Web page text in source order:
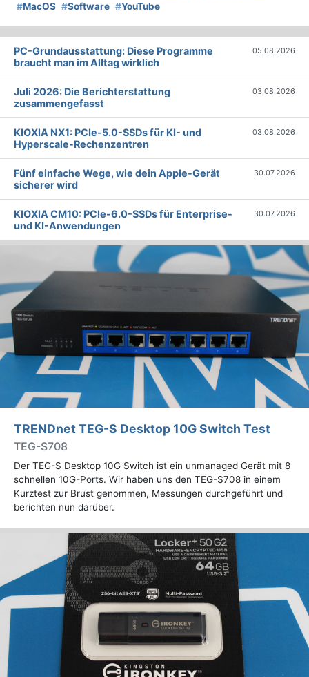
#MacOS #Software #YouTube
PC-Grundausstattung: Diese Programme
braucht man im Alltag wirklich
05.08.2026
Juli 2026: Die Bericht­erstattung
zusammengefasst
03.08.2026
KIOXIA NX1: PCIe-5.0-SSDs für KI- und
Hyperscale-Rechenzentren
03.08.2026
Fünf einfache Wege, wie dein Apple-Gerät
sicherer wird
30.07.2026
KIOXIA CM10: PCIe-6.0-SSDs für Enterprise-
und KI-Anwendungen
30.07.2026
TRENDnet TEG-S Desktop 10G Switch Test
TEG-S708
Der TEG-S Desktop 10G Switch ist ein unmanaged Gerät mit 8
schnellen 10G-Ports. Wir haben uns den TEG-S708 in einem
Kurztest zur Brust genommen, Messungen durchgeführt und
berichten nun darüber.